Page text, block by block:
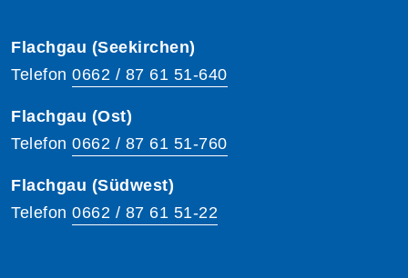
Flachgau (Seekirchen)
Telefon 0662 / 87 61 51-640
Flachgau (Ost)
Telefon 0662 / 87 61 51-760
Flachgau (Südwest)
Telefon 0662 / 87 61 51-22